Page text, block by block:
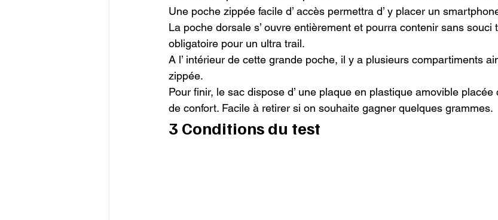
Une poche zippée facile d’ accès permettra d’ y placer un
La poche dorsale s’ ouvre entièrement et pourra contenir sans souci
obligatoire pour un ultra trail.
A l’ intérieur de cette grande poche, il y a plusieurs compartiments
zippée.
Pour finir, le sac dispose d’ une plaque en plastique amovible
de confort. Facile à retirer si on souhaite gagner quelques grammes.
3 Conditions du test